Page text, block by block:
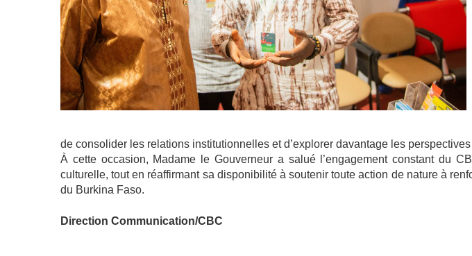
de consolider les relations institutionnelles et d’explorer davantage les
À cette occasion, Madame le Gouverneur a salué l’engagement constant du
culturelle, tout en réaffirmant sa disponibilité à soutenir toute action de nature à
du Burkina Faso.
Direction Communication/CBC